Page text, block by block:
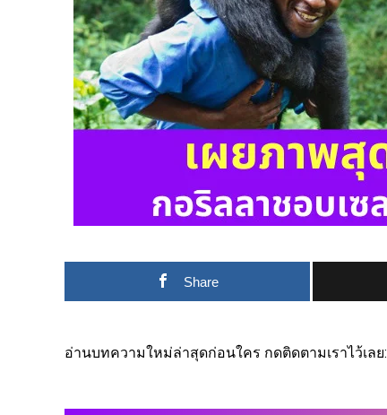
Share
อ่านบทความใหม่ล่าสุดก่อนใคร กดติดตามเราไว้เลย: